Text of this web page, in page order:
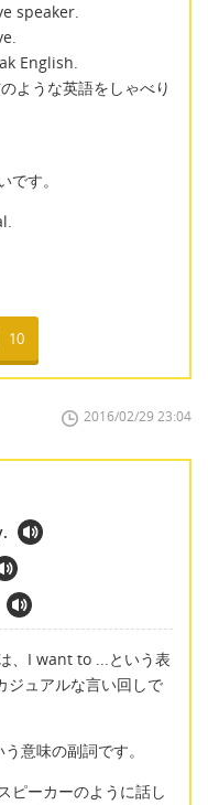
speaker.
English.
ような英語をしゃべり
す。
10
2016/02/29 23:04
、I want to ...という表
ジュアルな言い回しで
意味の副詞です。
ピーカーのように話し